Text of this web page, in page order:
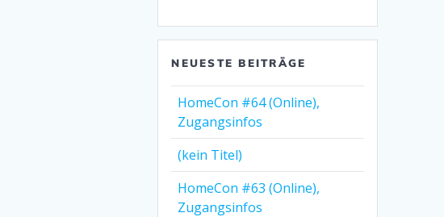
NEUESTE BEITRÄGE
HomeCon #64 (Online),
Zugangsinfos
(kein Titel)
HomeCon #63 (Online),
Zugangsinfos